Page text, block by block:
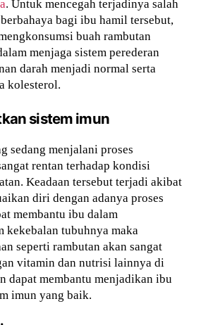
. Untuk mencegah terjadinya salah
bagi ibu hamil tersebut,
buah rambutan
menjaga sistem perederan
darah menjadi normal serta
kolesterol.
sistem imun
sedang menjalani proses
rentan terhadap kondisi
Keadaan tersebut terjadi akibat
diri dengan adanya proses
membantu ibu dalam
kekebalan tubuhnya maka
seperti rambutan akan sangat
vitamin dan nutrisi lainnya di
dapat membantu menjadikan ibu
imun yang baik.